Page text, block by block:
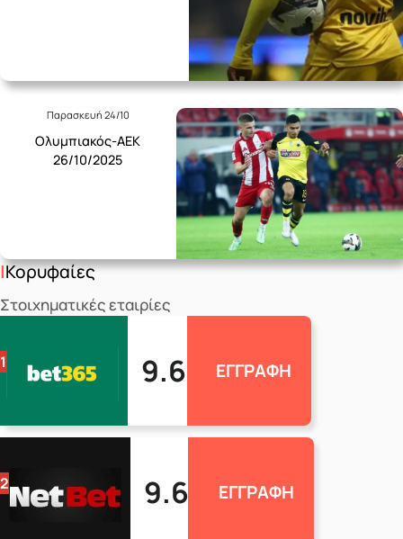
Παρασκευή 24/10
Ολυμπιακός-ΑΕΚ
26/10/2025
Κορυφαίες
Στοιχηματικές εταιρίες
1 9.6 ΕΓΓΡΑΦΗ
2 9.6 ΕΓΓΡΑΦΗ